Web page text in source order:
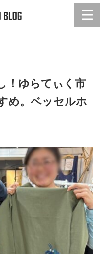
！ゆらてぃく市
め。ベッセルホ